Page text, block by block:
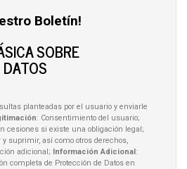
Boletín!
SOBRE
planteadas por el usuario y enviarle
: Consentimiento del usuario;
cesiones si existe una obligación legal;
y suprimir, así como otros derechos,
adicional;
Información Adicional :
completa de Protección de Datos en